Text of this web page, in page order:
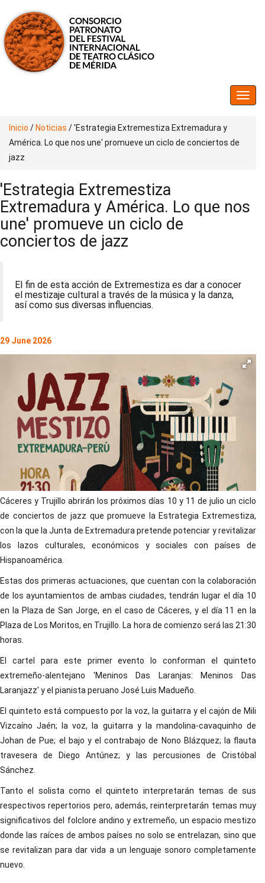
Inicio / Noticias /'Estrategia Extremestiza Extremadura y
América. Lo que nos une' promueve un ciclo de conciertos de
jazz
'Estrategia Extremestiza
Extremadura y América. Lo que nos
une' promueve un ciclo de
conciertos de jazz
El fin de esta acción de Extremestiza es dar a conocer
el mestizaje cultural a través de la música y la danza,
así como sus diversas influencias.
29 June 2026
Cáceres y Trujillo abrirán los próximos días 10 y 11 de julio un ciclo
de conciertos de jazz que promueve la Estrategia Extremestiza,
con la que la Junta de Extremadura pretende potenciar y revitalizar
los lazos culturales, económicos y sociales con países de
Hispanoamérica.
Estas dos primeras actuaciones, que cuentan con la colaboración
de los ayuntamientos de ambas ciudades, tendrán lugar el día 10
en la Plaza de San Jorge, en el caso de Cáceres, y el día 11 en la
Plaza de Los Moritos, en Trujillo. La hora de comienzo será las 21:30
horas.
El cartel para este primer evento lo conforman el quinteto
extremeño-alentejano 'Meninos Das Laranjas: Meninos Das
Laranjazz' y el pianista peruano José Luis Madueño.
El quinteto está compuesto por la voz, la guitarra y el cajón de Mili
Vizcaíno Jaén; la voz, la guitarra y la mandolina-cavaquinho de
Johan de Pue; el bajo y el contrabajo de Nono Blázquez; la flauta
travesera de Diego Antúnez; y las percusiones de Cristóbal
Sánchez.
Tanto el solista como el quinteto interpretarán temas de sus
respectivos repertorios pero, además, reinterpretarán temas muy
significativos del folclore andino y extremeño, un espacio mestizo
donde las raíces de ambos países no solo se entrelazan, sino que
se revitalizan para dar vida a un lenguaje sonoro completamente
nuevo.